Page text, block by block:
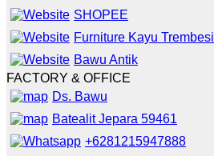
SHOPEE
Furniture Kayu Trembesi
Bawu Antik
FACTORY & OFFICE
Ds. Bawu
Batealit Jepara 59461
+6281215947888